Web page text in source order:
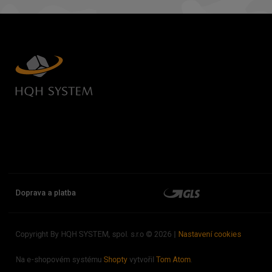
Doprava a platba
Copyright By HQH SYSTEM, spol. s.r.o © 2026 | Nastavení cookies
Na e-shopovém systému Shopty vytvořil Tom Atom.